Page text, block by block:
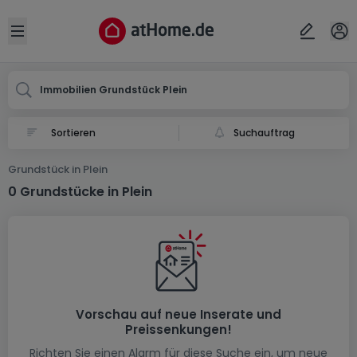
Open sidebar
Immobilien Grundstück Plein
Suchauftrag
Grundstück in Plein
0 Grundstücke in Plein
Vorschau auf neue Inserate und
Preissenkungen!
Richten Sie einen Alarm für diese Suche ein, um neue
Ort
Abbrechen ok